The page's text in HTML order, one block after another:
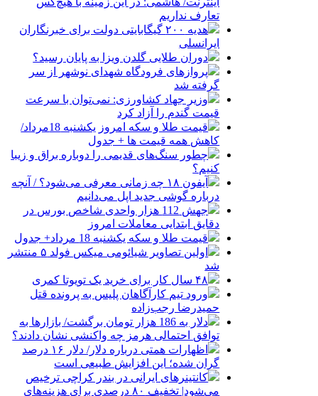
تعارف نداریم
هدیه ۲۰۰ گیگابایتی دولت برای خبرنگاران
ایرانسلی
دوران طلایی گلدن ویزا به پایان رسید؟
پروازهای فرودگاه شهدای نوشهر از سر
گرفته شد
وزیر جهاد کشاورزی: نمی‌توان با سرعت
قیمت گندم را آزاد کرد
قیمت طلا و سکه امروز یکشنبه 18مرداد/
کاهش همه قیمت ها + جدول
چطور سنگ‌های قدیمی را دوباره براق و زیبا
کنیم؟
آیفون ۱۸ چه زمانی معرفی می‌شود؟ / آنچه
درباره گوشی جدید اپل می‌دانیم
جهش 112 هزار واحدی شاخص بورس در
دقایق ابتدایی معاملات امروز
قیمت طلا و سکه یکشنبه 18 مرداد+ جدول
اولین تصاویر شیائومی میکس فولد ۵ منتشر
شد
۴۸ سال کار برای خرید یک تویوتا کمری
ورود تیم کارآگاهان پلیس به پرونده قتل
حمیدرضا رجب‌زاده
دلار به 186 هزار تومان برگشت/ بازارها به
توافق احتمالی هرمز چه واکنشی نشان دادند؟
اظهارات همتی درباره دلار/ دلار ۱۶ درصد
گران شده؛ این افزایش طبیعی است
کانتینرهای ایرانی در بندر کراچی ترخیص
می‌شود| تخفیف ۸۰ درصدی برای هزینه‌های